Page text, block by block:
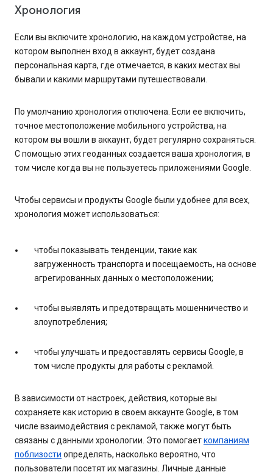
Хронология
Если вы включите хронологию, на каждом устройстве, на
котором выполнен вход в аккаунт, будет создана
персональная карта, где отмечается, в каких местах вы
бывали и какими маршрутами путешествовали.
По умолчанию хронология отключена. Если ее включить,
точное местоположение мобильного устройства, на
котором вы вошли в аккаунт, будет регулярно сохраняться.
С помощью этих геоданных создается ваша хронология, в
том числе когда вы не пользуетесь приложениями Google.
Чтобы сервисы и продукты Google были удобнее для всех,
хронология может использоваться:
чтобы показывать тенденции, такие как
загруженность транспорта и посещаемость, на основе
агрегированных данных о местоположении;
чтобы выявлять и предотвращать мошенничество и
злоупотребления;
чтобы улучшать и предоставлять сервисы Google, в
том числе продукты для работы с рекламой.
В зависимости от настроек, действия, которые вы
сохраняете как историю в своем аккаунте Google, в том
числе взаимодействия с рекламой, также могут быть
связаны с данными хронологии. Это помогаеткомпаниям
поблизости определять, насколько вероятно, что
пользователи посетят их магазины. Личные данные